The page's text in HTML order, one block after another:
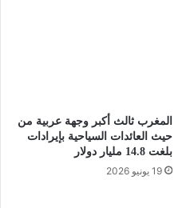
المغرب ثالث أكبر وجهة عربية من
حيث العائدات السياحية بإيرادات
بلغت 14.8 مليار دولار
19 يونيو 2026